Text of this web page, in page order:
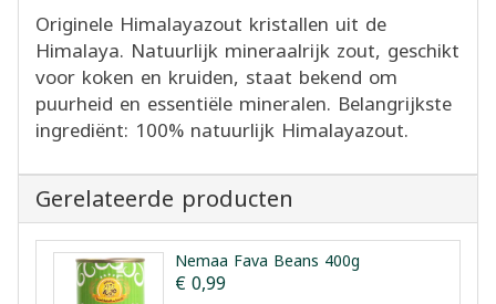
Originele Himalayazout kristallen uit de
Himalaya. Natuurlijk mineraalrijk zout, geschikt
voor koken en kruiden, staat bekend om
puurheid en essentiële mineralen. Belangrijkste
ingrediënt: 100% natuurlijk Himalayazout.
Gerelateerde producten
Nemaa Fava Beans 400g
€ 0,99